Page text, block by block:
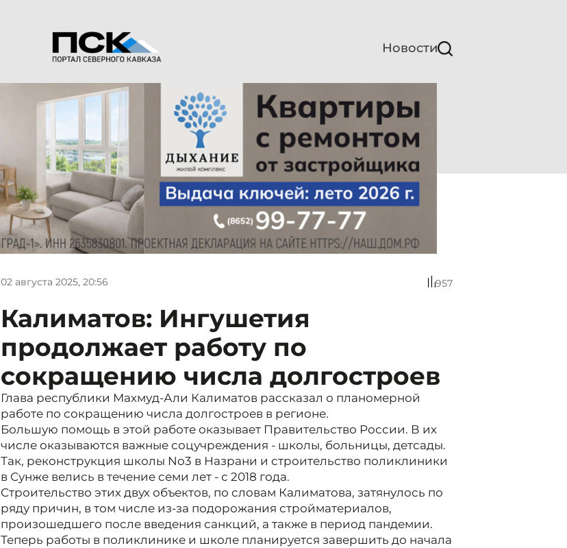
Новости
02 августа 2025, 20:56 957
Калиматов: Ингушетия
продолжает работу по
сокращению числа долгостроев
Глава республики Махмуд-Али Калиматов рассказал о планомерной
работе по сокращению числа долгостроев в регионе.
Большую помощь в этой работе оказывает Правительство России. В их
числе оказываются важные соцучреждения - школы, больницы, детсады.
Так, реконструкция школы No3 в Назрани и строительство поликлиники
в Сунже велись в течение семи лет - с 2018 года.
Строительство этих двух объектов, по словам Калиматова, затянулось по
ряду причин, в том числе из-за подорожания стройматериалов,
произошедшего после введения санкций, а также в период пандемии.
Теперь работы в поликлинике и школе планируется завершить до начала